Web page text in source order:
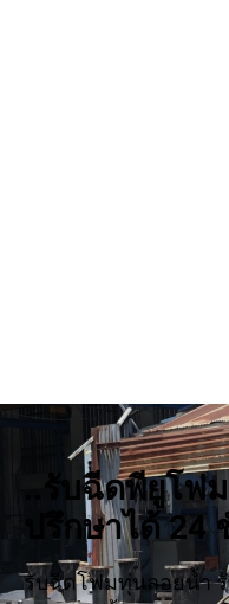
..รับฉีดพียูโฟ
ปรึกษาได้ 24
รับฉีดโฟมทุ่นลอยน้ำ